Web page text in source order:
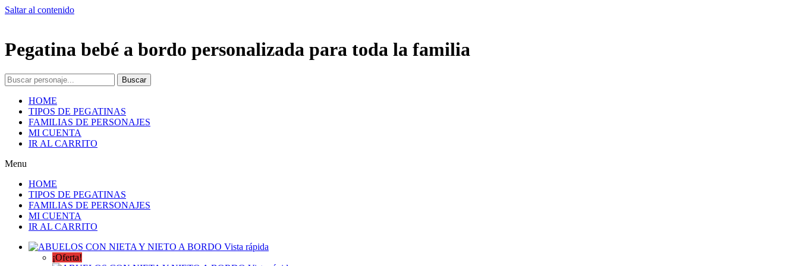
Saltar al contenido
Pegatina bebé a bordo personalizada para toda la familia
Buscar
HOME
TIPOS DE PEGATINAS
FAMILIAS DE PERSONAJES
MI CUENTA
IR AL CARRITO
Menu
HOME
TIPOS DE PEGATINAS
FAMILIAS DE PERSONAJES
MI CUENTA
IR AL CARRITO
Vista rápida
¡Oferta!